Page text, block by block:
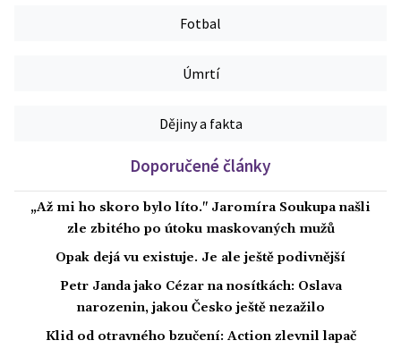
Fotbal
Úmrtí
Dějiny a fakta
Doporučené články
„Až mi ho skoro bylo líto." Jaromíra Soukupa našli
zle zbitého po útoku maskovaných mužů
Opak dejá vu existuje. Je ale ještě podivnější
Petr Janda jako Cézar na nosítkách: Oslava
narozenin, jakou Česko ještě nezažilo
Klid od otravného bzučení: Action zlevnil lapač